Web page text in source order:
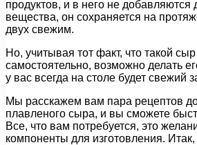
продуктов, и в него не добавляются
вещества, он сохраняется на
двух свежим.
Но, учитывая тот факт, что такой
самостоятельно, возможно делать
у вас всегда на столе будет свежий
Мы расскажем вам пара рецептов
плавленого сыра, и вы сможете
Все, что вам потребуется, это
компоненты для изготовления.